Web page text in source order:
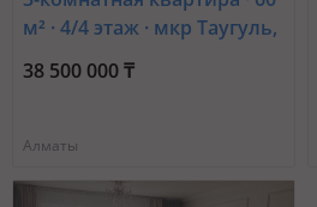
м² · 4/4 этаж · мкр Таугуль,
Щепкина — Мкр. Таугуль,
Республиканский
38 500 000 ₸
Алматы